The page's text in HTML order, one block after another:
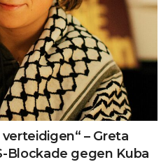
– Greta
Blockade gegen Kuba